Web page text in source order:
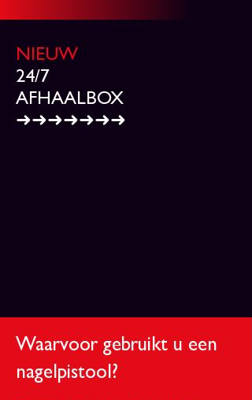
NIEUW
24/7
AFHAALBOX
➜➜➜➜➜➜➜
Waarvoor gebruikt u een
nagelpistool?